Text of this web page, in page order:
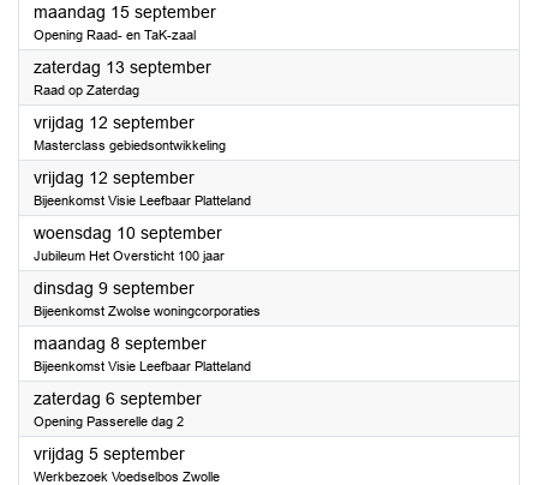
maandag 15 september2025
Opening Raad- en TaK-zaal
zaterdag 13 september2025
Raad op Zaterdag
vrijdag 12 september2025
Masterclass gebiedsontwikkeling
vrijdag 12 september2025
Bijeenkomst Visie Leefbaar Platteland
woensdag 10 september2025
Jubileum Het Oversticht 100 jaar
dinsdag 9 september2025
Bijeenkomst Zwolse woningcorporaties
maandag 8 september2025
Bijeenkomst Visie Leefbaar Platteland
zaterdag 6 september2025
Opening Passerelle dag 2
vrijdag 5 september2025
Werkbezoek Voedselbos Zwolle